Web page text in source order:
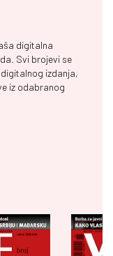
digitalna
Svi brojevi se
izdanja,
iz odabranog